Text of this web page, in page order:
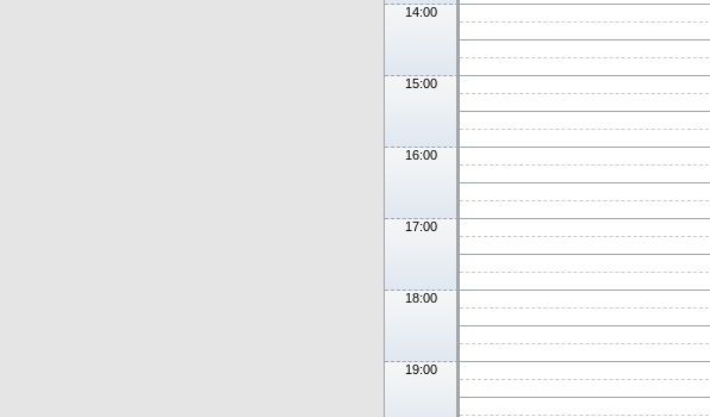
14:00
15:00
16:00
17:00
18:00
19:00